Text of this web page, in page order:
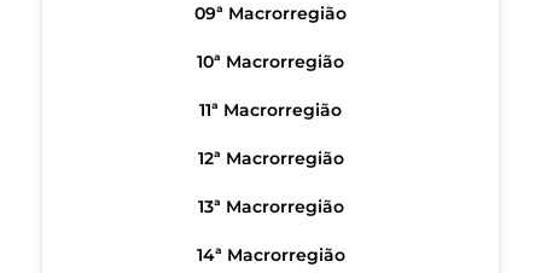
09ª Macrorregião
10ª Macrorregião
11ª Macrorregião
12ª Macrorregião
13ª Macrorregião
14ª Macrorregião